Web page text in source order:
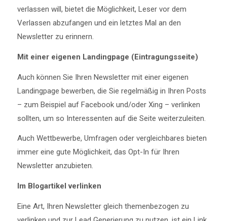
verlassen will, bietet die Möglichkeit, Leser vor dem
Verlassen abzufangen und ein letztes Mal an den
Newsletter zu erinnern.
Mit einer eigenen Landingpage (Eintragungsseite)
Auch können Sie Ihren Newsletter mit einer eigenen
Landingpage bewerben, die Sie regelmäßig in Ihren Posts
– zum Beispiel auf Facebook und/oder Xing – verlinken
sollten, um so Interessenten auf die Seite weiterzuleiten.
Auch Wettbewerbe, Umfragen oder vergleichbares bieten
immer eine gute Möglichkeit, das Opt-In für Ihren
Newsletter anzubieten.
Im Blogartikel verlinken
Eine Art, Ihren Newsletter gleich themenbezogen zu